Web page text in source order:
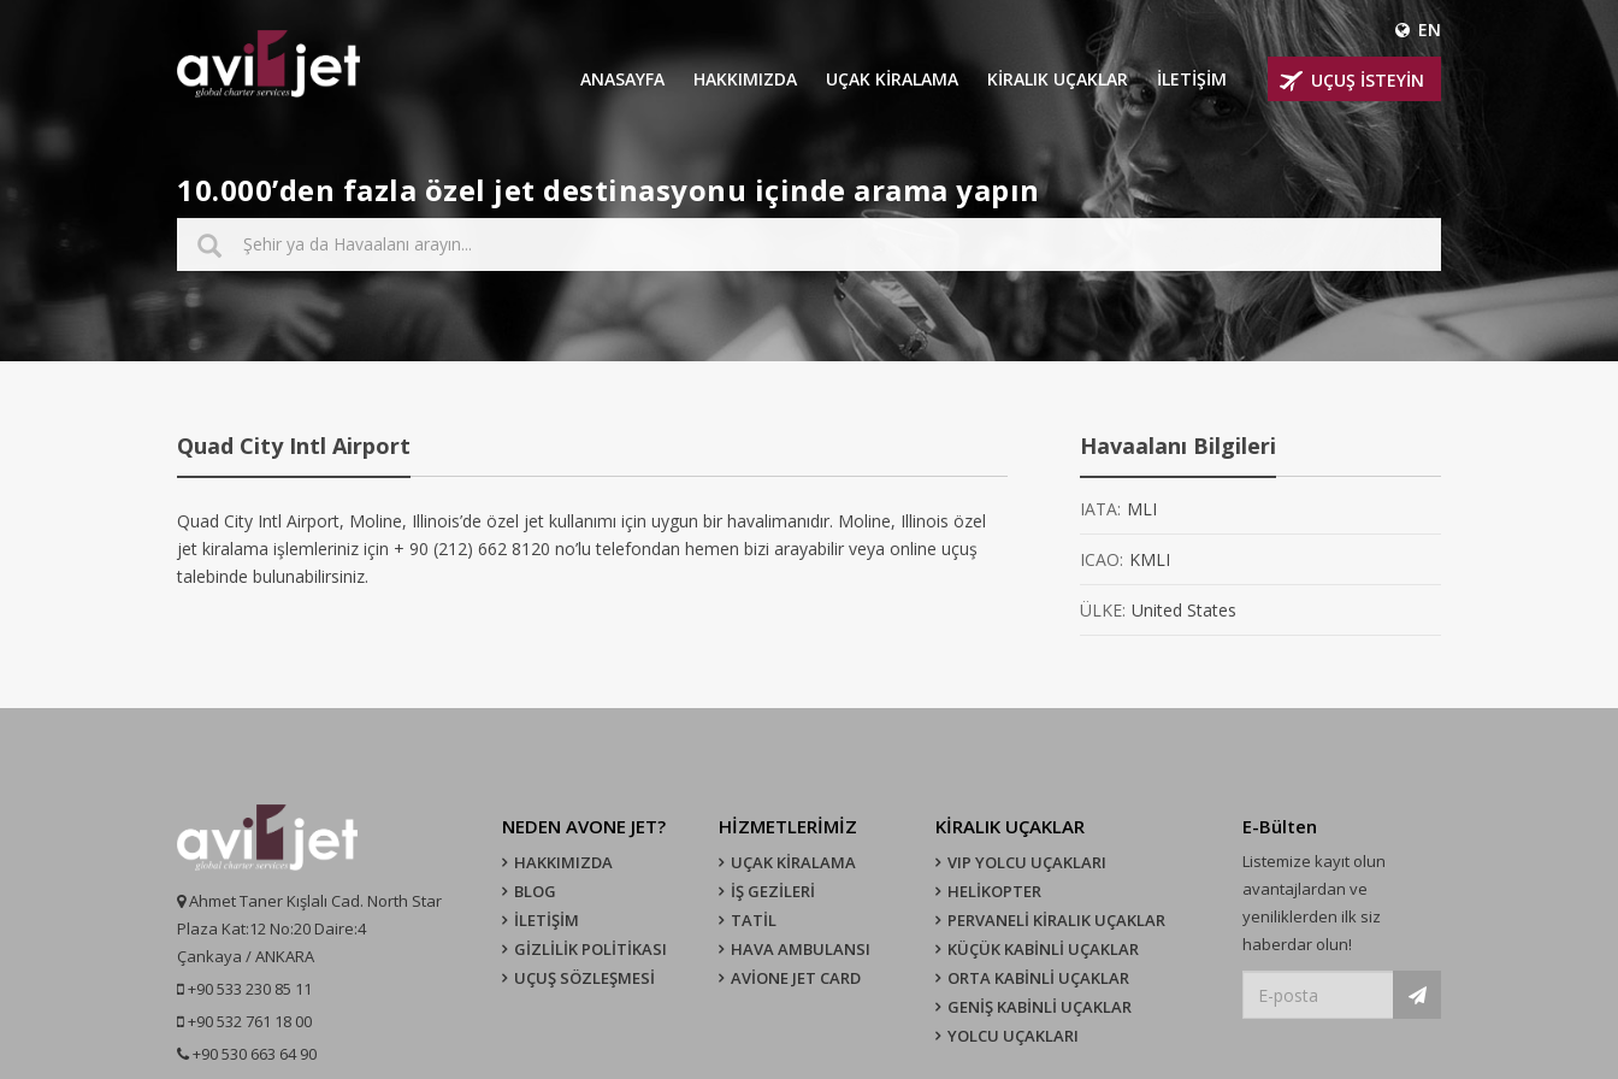
EN
ANASAYFA HAKKIMIZDA UÇAK KİRALAMA
İŞ GEZİLERİ TATİL
AVİONE JET CARD
KIRALIK UÇAKLAR
VIP YOLCU UÇAKLARI
HELİKOPTER
KÜÇÜK KABİNLİ UÇAKLAR
ORTA KABİNLİ UÇAKLAR
YOLCU UÇAKLARI
İLETİŞİM UÇUŞ İSTEYİN
10.000’den fazla özel jet destinasyonu içinde arama yapın
Quad City Intl Airport
Quad City Intl Airport, Moline, Illinois’de özel jet kullanımı için uygun bir havalimanıdır. Moline, Illinois özel
jet kiralama işlemleriniz için + 90 (212) 662 8120 no’lu telefondan hemen bizi arayabilir veya online uçuş
talebinde bulunabilirsiniz.
Havaalanı Bilgileri
IATA: MLI
ICAO: KMLI
ÜLKE: United States
Ahmet Taner Kışlalı Cad. North Star
Plaza Kat:12 No:20 Daire:4
Çankaya / ANKARA
+90 533 230 85 11
+90 532 761 18 00
+90 530 663 64 90
NEDEN AVONE JET?
HAKKIMIZDA
BLOG
İLETİŞİM
GİZLİLİK POLİTİKASI
UÇUŞ SÖZLEŞMESI
HİZMETLERİMİZ
UÇAK KIRALAMA
İŞ GEZİLERİ
TATİL
HAVA AMBULANSI
AVİONE JET CARD
KIRALIK UÇAKLAR
VIP YOLCU UÇAKLARI
HELİKOPTER
PERVANELİ KİRALIK UÇAKLAR
KÜÇÜK KABİNLİ UÇAKLAR
ORTA KABİNLİ UÇAKLAR
GENİŞ KABİNLİ UÇAKLAR
YOLCU UÇAKLARI
E-Bülten
Listemize kayıt olun
avantajlardan ve
yeniliklerden ilk siz
haberdar olun!